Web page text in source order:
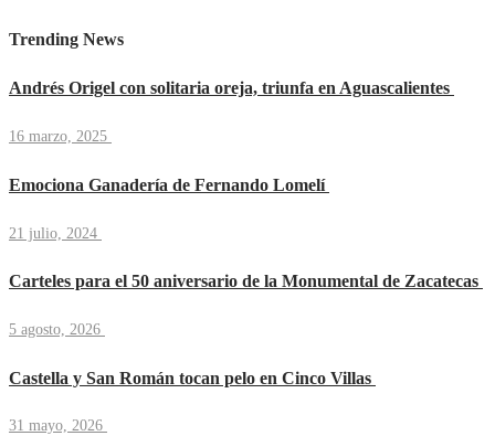
Trending News
Andrés Origel con solitaria oreja, triunfa en Aguascalientes
16 marzo, 2025
Emociona Ganadería de Fernando Lomelí
21 julio, 2024
Carteles para el 50 aniversario de la Monumental de Zacatecas
5 agosto, 2026
Castella y San Román tocan pelo en Cinco Villas
31 mayo, 2026